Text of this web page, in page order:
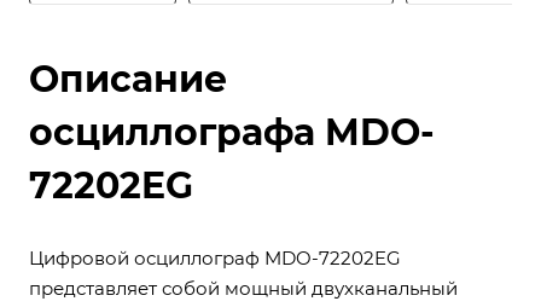
Описание
осциллографа MDO-
72202EG
Цифровой осциллограф MDO-72202EG
представляет собой мощный двухканальный